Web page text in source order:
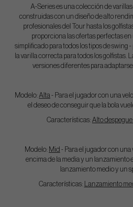
A-Series es una colección de
construidas con un diseño de alto
profesionales del Tour hasta los
proporciona las ofertas perfectas
simplificado para todos los tipos de swing
la varilla correcta para todos los golfistas.
versiones diferentes para adaptarse
Modelo: Alta- Para el jugador con una
el deseo de conseguir que la bola
Características: Alto
Modelo: Mid - Para el jugador con
encima de la media y un lanzamiento
lanzamiento medio y un
Características: Lanzamiento